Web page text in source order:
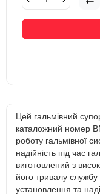
Цей гальмівний
каталожний номер
роботу гальмівної
надійність під час
виготовлений з
його тривалу службу
установлення та